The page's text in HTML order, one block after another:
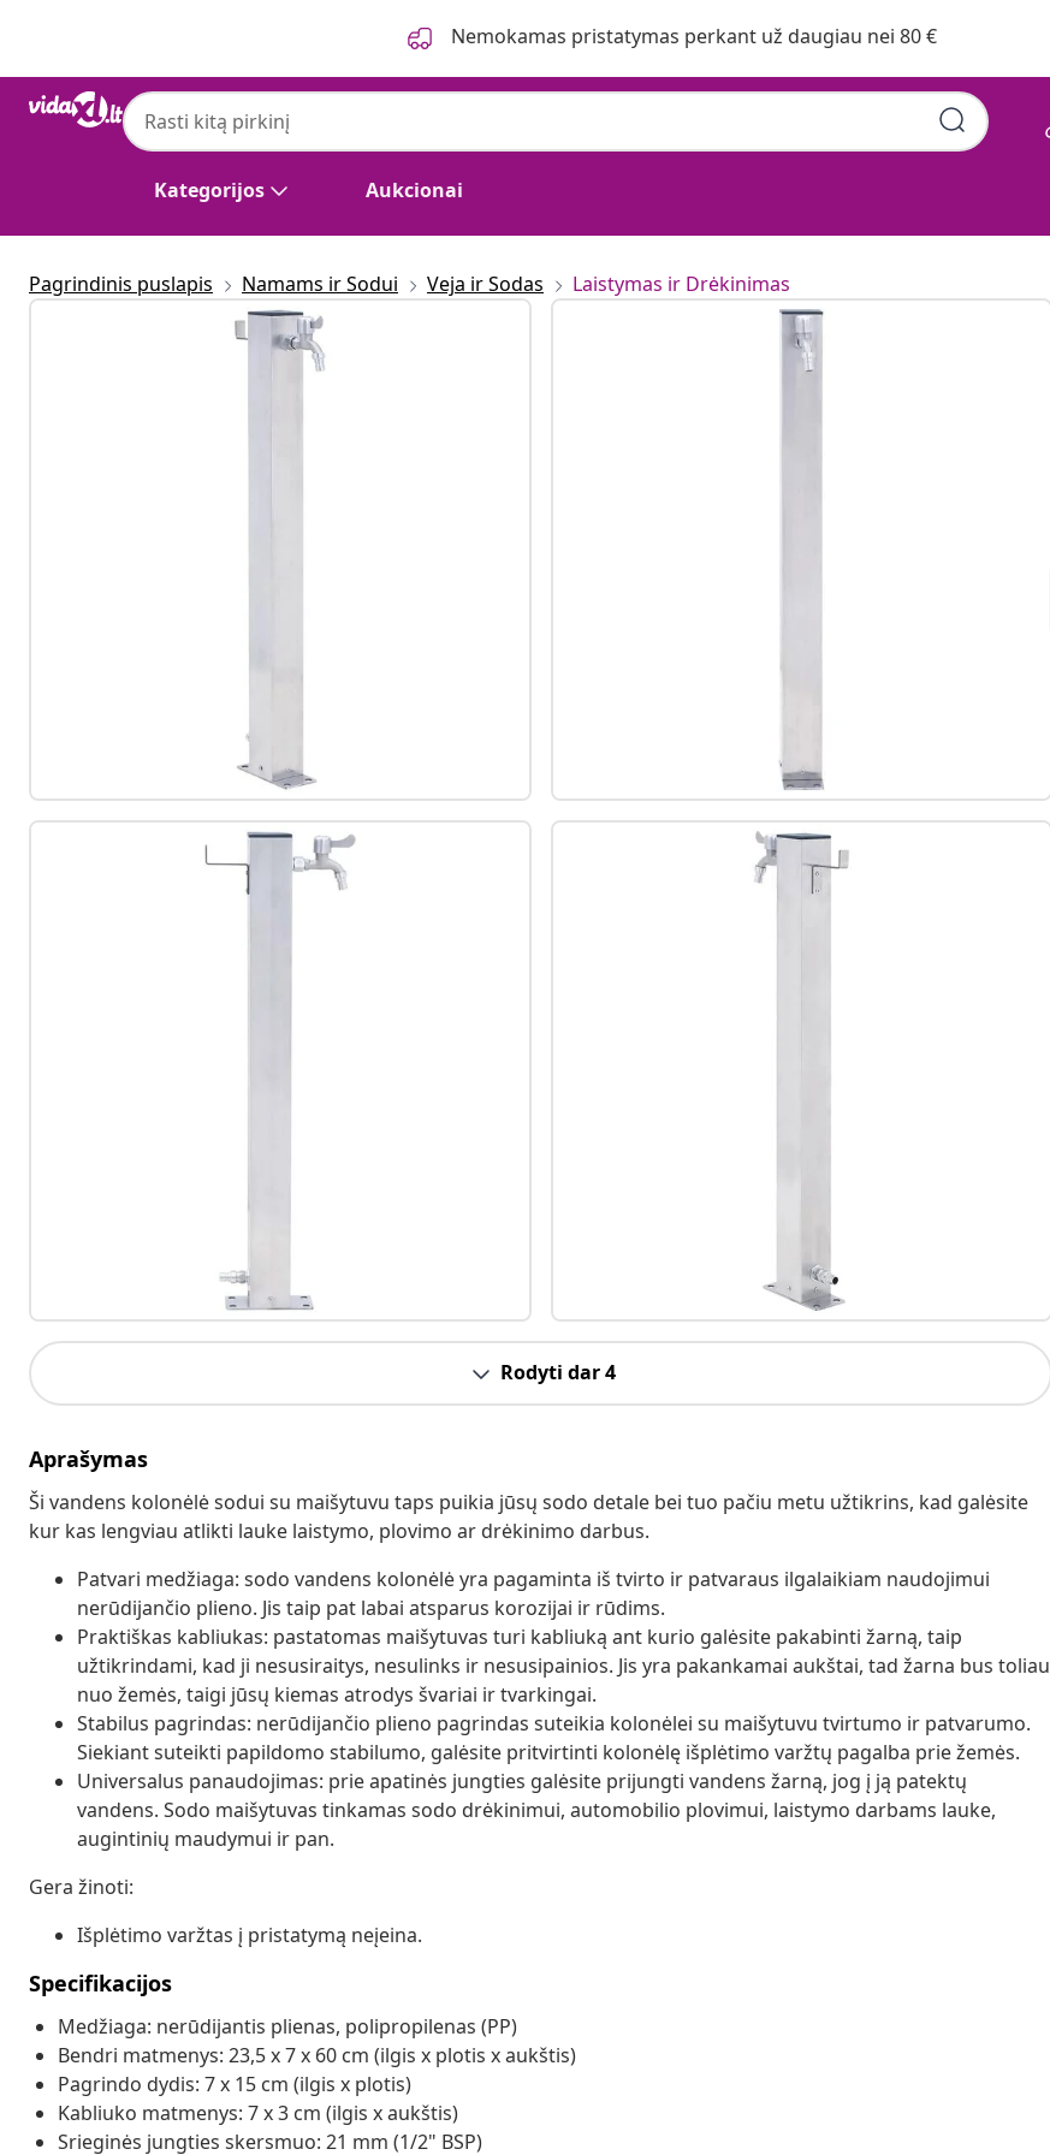
Nemokamas pristatymas perkant už daugiau nei 80 €
Kategorijos Aukcionai
Pagrindinis puslapis Namams ir Sodui Veja ir Sodas Laistymas ir Drėkinimas
Rodyti dar 4
Aprašymas
Ši vandens kolonėlė sodui su maišytuvu taps puikia jūsų sodo detale bei tuo pačiu metu užtikrins, kad galėsite
kur kas lengviau atlikti lauke laistymo, plovimo ar drėkinimo darbus.
Patvari medžiaga: sodo vandens kolonėlė yra pagaminta iš tvirto ir patvaraus ilgalaikiam naudojimui
nerūdijančio plieno. Jis taip pat labai atsparus korozijai ir rūdims.
Praktiškas kabliukas: pastatomas maišytuvas turi kabliuką ant kurio galėsite pakabinti žarną, taip
užtikrindami, kad ji nesusiraitys, nesulinks ir nesusipainios. Jis yra pakankamai aukštai, tad žarna bus toliau
nuo žemės, taigi jūsų kiemas atrodys švariai ir tvarkingai.
Stabilus pagrindas: nerūdijančio plieno pagrindas suteikia kolonėlei su maišytuvu tvirtumo ir patvarumo.
Siekiant suteikti papildomo stabilumo, galėsite pritvirtinti kolonėlę išplėtimo varžtų pagalba prie žemės.
Universalus panaudojimas: prie apatinės jungties galėsite prijungti vandens žarną, jog į ją patektų
vandens. Sodo maišytuvas tinkamas sodo drėkinimui, automobilio plovimui, laistymo darbams lauke,
augintinių maudymui ir pan.
Gera žinoti:
Išplėtimo varžtas į pristatymą neįeina.
Specifikacijos
Medžiaga: nerūdijantis plienas, polipropilenas (PP)
Bendri matmenys: 23,5 x 7 x 60 cm (ilgis x plotis x aukštis)
Pagrindo dydis: 7 x 15 cm (ilgis x plotis)
Kabliuko matmenys: 7 x 3 cm (ilgis x aukštis)
Srieginės jungties skersmuo: 21 mm (1/2" BSP)